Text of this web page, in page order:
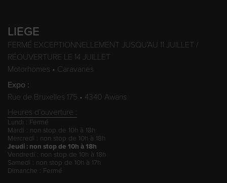
LIEGE
FERMÉ EXCEPTIONNELLEMENT JUSQU’AU 11 JUILLET /
RÉOUVERTURE LE 14 JUILLET
Motorhomes • Caravanes
Expo :
Rue de Bruxelles 175 • 4340 Awans
Heures d’ouverture :
Lundi : Fermé
Mardi : non stop de 10h à 18h
Mercredi : non stop de 10h à 18h
Jeudi : non stop de 10h à 18h
Vendredi : non stop de 10h à 18h
Samedi : non stop de 10h à 17h
Dimanche : Fermé